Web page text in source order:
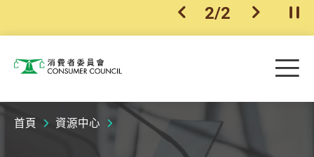
上一個
2/2 下一個開
消費者委員會 目
首頁 資源中心